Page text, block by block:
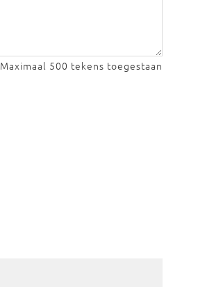
Maximaal 500 tekens toegestaan